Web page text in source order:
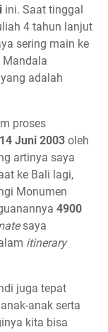
ini. Saat tinggal
4 tahun lanjut
sering main ke
Mandala
adalah
proses
14 Juni 2003 oleh
artinya saya
ke Bali lagi,
Monumen
4900
saya
itinerary
juga tepat
anak serta
kita bisa